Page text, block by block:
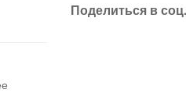
Поделиться в